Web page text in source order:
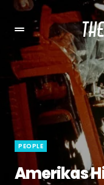
PEOPLE
Amerikas